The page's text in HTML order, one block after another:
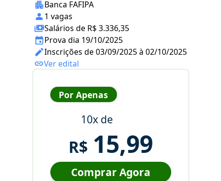
Banca FAFIPA
1 vagas
Salários de R$ 3.336,35
Prova dia 19/10/2025
Inscrições de 03/09/2025 à 02/10/2025
Ver edital
Por Apenas
10x de
R$ 15,99
Comprar Agora